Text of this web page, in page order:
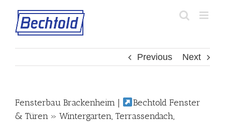
content
Previous Next
Fensterbau Brackenheim |
Bechtold Fenster
& Türen » Wintergarten, Terrassendach,